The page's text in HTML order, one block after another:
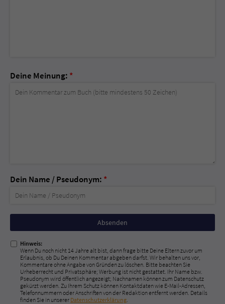
Deine Meinung: *
Dein Name / Pseudonym: *
Nicht
ausfüllen!
Hinweis:
Wenn Du noch nicht 14 Jahre alt bist, dann frage bitte Deine Eltern zuvor um
Erlaubnis, ob Du Deinen Kommentar abgeben darfst. Wir behalten uns vor,
Kommentare ohne Angabe von Gründen zu löschen. Bitte beachten Sie
Urheberrecht und Privatsphäre; Werbung ist nicht gestattet. Ihr Name bzw.
Pseudonym wird öffentlich angezeigt; Nachnamen können zum Datenschutz
gekürzt werden. Zu Ihrem Schutz können Kontaktdaten wie E-Mail-Adressen,
Telefonnummern oder Anschriften von der Redaktion entfernt werden. Details
finden Sie in unserer Datenschutzerklärung.